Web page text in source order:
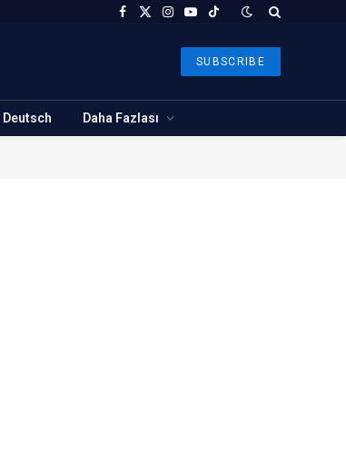
Facebook
X
Instagram
YouTubeTikTok
SUBSCRIBE
Deutsch Daha Fazlası